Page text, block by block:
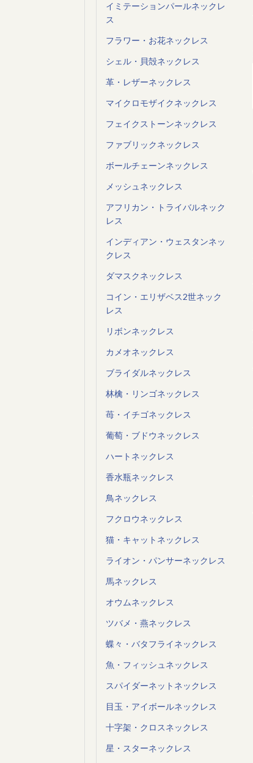
イミテーションパールネックレ
ス
フラワー・お花ネックレス
シェル・貝殻ネックレス
革・レザーネックレス
マイクロモザイクネックレス
フェイクストーンネックレス
ファブリックネックレス
ボールチェーンネックレス
メッシュネックレス
アフリカン・トライバルネック
レス
インディアン・ウェスタンネッ
クレス
ダマスクネックレス
コイン・エリザベス2世ネック
レス
リボンネックレス
カメオネックレス
ブライダルネックレス
林檎・リンゴネックレス
苺・イチゴネックレス
葡萄・ブドウネックレス
ハートネックレス
香水瓶ネックレス
鳥ネックレス
フクロウネックレス
猫・キャットネックレス
ライオン・パンサーネックレス
馬ネックレス
オウムネックレス
ツバメ・燕ネックレス
蝶々・バタフライネックレス
魚・フィッシュネックレス
スパイダーネットネックレス
目玉・アイボールネックレス
十字架・クロスネックレス
星・スターネックレス